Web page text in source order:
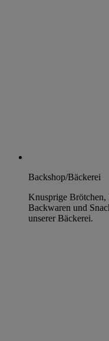
Backshop/Bäckerei
Knusprige Brötchen,
Backwaren und
unserer Bäckerei.